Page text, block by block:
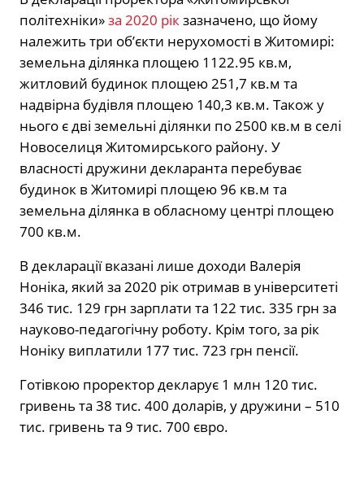
політехніки»за 2020 рікзазначено, що йому
належить три об’єкти нерухомості в Житомирі:
земельна ділянка площею 1122.95 кв.м,
житловий будинок площею 251,7 кв.м та
надвірна будівля площею 140,3 кв.м. Також у
нього є дві земельні ділянки по 2500 кв.м в селі
Новоселиця Житомирського району. У
власності дружини декларанта перебуває
будинок в Житомирі площею 96 кв.м та
земельна ділянка в обласному центрі площею
700 кв.м.
В декларації вказані лише доходи Валерія
Ноніка, який за 2020 рік отримав в університеті
346 тис. 129 грн зарплати та 122 тис. 335 грн за
науково-педагогічну роботу. Крім того, за рік
Ноніку виплатили 177 тис. 723 грн пенсії.
Готівкою проректор декларує 1 млн 120 тис.
гривень та 38 тис. 400 доларів, у дружини – 510
тис. гривень та 9 тис. 700 євро.